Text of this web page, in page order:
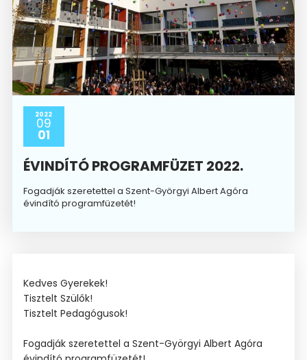
2022
09
01
ÉVINDÍTÓ PROGRAMFÜZET 2022.
Fogadják szeretettel a Szent-Györgyi Albert Agóra
évindító programfüzetét!
Kedves Gyerekek!
Tisztelt Szülők!
Tisztelt Pedagógusok!
Fogadják szeretettel a Szent-Györgyi Albert Agóra